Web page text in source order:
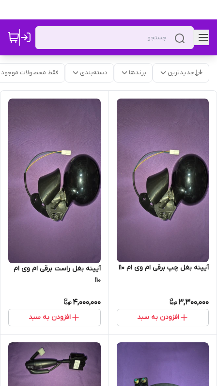
جدیدترین برندها دسته‌بندی فقط محصولات موجود
آیینه بغل چپ برقی ام وی ام 110
3,300,000
افزودن به سبد
آیینه بغل راست برقی ام وی ام
110
4,000,000
افزودن به سبد